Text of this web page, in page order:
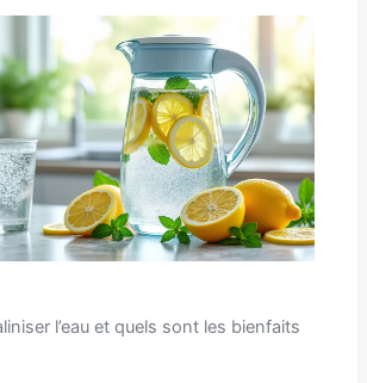
l’eau et quels sont les bienfaits